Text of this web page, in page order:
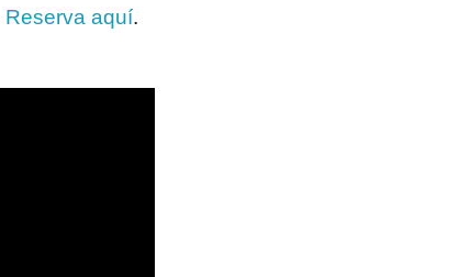
Reserva aquí.